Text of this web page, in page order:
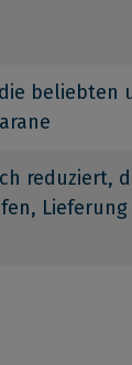
beliebten
reduziert,
Lieferung